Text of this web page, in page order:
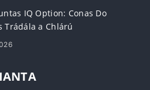
IQ Option: Conas Do
Trádála a Chlárú